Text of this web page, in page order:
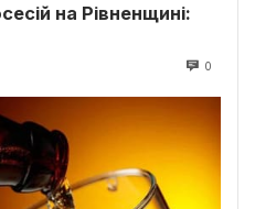
на Рівненщині:
0